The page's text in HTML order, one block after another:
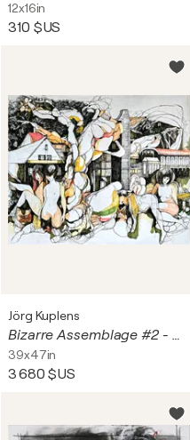
12x16in
310 $US
Jörg Kuplens
Bizarre Assemblage #2 - When you're alone and life is making you lonely, you can always go – Downtown
39x47in
3 680 $US